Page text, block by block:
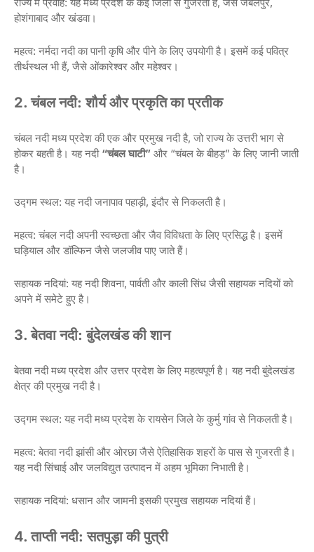
राज्य में प्रवाह: यह मध्य प्रदेश के कई जिलों से गुजरती है, जैसे जबलपुर,
होशंगाबाद और खंडवा।
महत्व: नर्मदा नदी का पानी कृषि और पीने के लिए उपयोगी है। इसमें कई पवित्र
तीर्थस्थल भी हैं, जैसे ओंकारेश्वर और महेश्वर।
2. चंबल नदी: शौर्य और प्रकृति का प्रतीक
चंबल नदी मध्य प्रदेश की एक और प्रमुख नदी है, जो राज्य के उत्तरी भाग से
होकर बहती है। यह नदी “चंबल घाटी” और “चंबल के बीहड़” के लिए जानी जाती
है।
उद्गम स्थल: यह नदी जनापाव पहाड़ी, इंदौर से निकलती है।
महत्व: चंबल नदी अपनी स्वच्छता और जैव विविधता के लिए प्रसिद्ध है। इसमें
घड़ियाल और डॉल्फिन जैसे जलजीव पाए जाते हैं।
सहायक नदियां: यह नदी शिवना, पार्वती और काली सिंध जैसी सहायक नदियों को
अपने में समेटे हुए है।
3. बेतवा नदी: बुंदेलखंड की शान
बेतवा नदी मध्य प्रदेश और उत्तर प्रदेश के लिए महत्वपूर्ण है। यह नदी बुंदेलखंड
क्षेत्र की प्रमुख नदी है।
उद्गम स्थल: यह नदी मध्य प्रदेश के रायसेन जिले के कुर्मु गांव से निकलती है।
महत्व: बेतवा नदी झांसी और ओरछा जैसे ऐतिहासिक शहरों के पास से गुजरती है।
यह नदी सिंचाई और जलविद्युत उत्पादन में अहम भूमिका निभाती है।
सहायक नदियां: धसान और जामनी इसकी प्रमुख सहायक नदियां हैं।
4. ताप्ती नदी: सतपुड़ा की पुत्री